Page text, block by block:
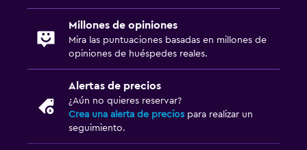
Millones de opiniones
Mira las puntuaciones basadas en millones de
opiniones de huéspedes reales.
Alertas de precios
¿Aún no quieres reservar?
Crea una alerta de precios para realizar un
seguimiento.